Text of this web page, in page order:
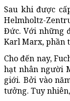
Sau khi được
Helmholtz-
Đức. Với những
Karl Marx, phần
Cho đến nay,
hạt nhân người
giới. Bởi vào
tưởng. Tuy